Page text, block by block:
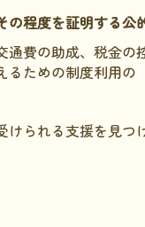
程度を証明する公
費の助成、税金
ための制度利用の
られる支援を見